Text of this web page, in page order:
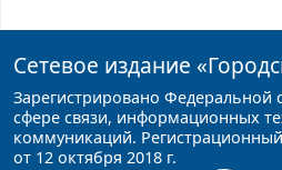
Сетевое издание
Зарегистрировано Федеральной
сфере связи, информационных
коммуникаций.
от 12 октября 2018 г.